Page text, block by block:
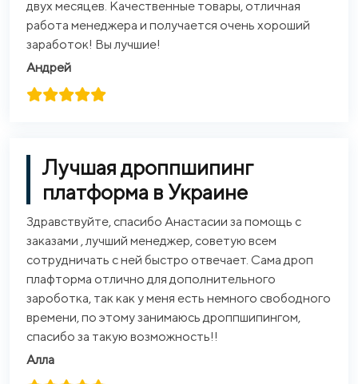
двух месяцев. Качественные товары, отличная
работа менеджера и получается очень хороший
заработок! Вы лучшие!
Андрей
Лучшая дроппшипинг
платформа в Украине
Здравствуйте, спасибо Анастасии за помощь с
заказами , лучший менеджер, советую всем
сотрудничать с ней быстро отвечает. Сама дроп
плафторма отлично для дополнительного
зароботка, так как у меня есть немного свободного
времени, по этому занимаюсь дроппшипингом,
спасибо за такую возможность!!
Алла